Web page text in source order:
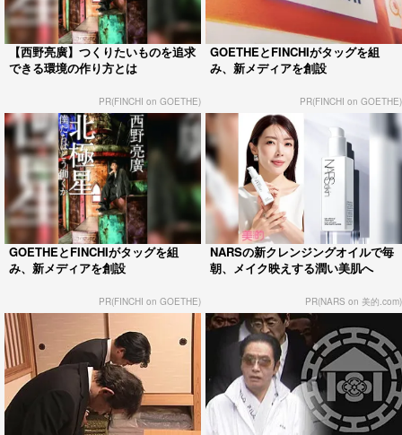
【西野亮廣】つくりたいものを追求
できる環境の作り方とは
PR(FINCHI on GOETHE)
GOETHEとFINCHIがタッグを組
み、新メディアを創設
PR(FINCHI on GOETHE)
GOETHEとFINCHIがタッグを組
み、新メディアを創設
PR(FINCHI on GOETHE)
NARSの新クレンジングオイルで毎
朝、メイク映えする潤い美肌へ
PR(NARS on 美的.com)